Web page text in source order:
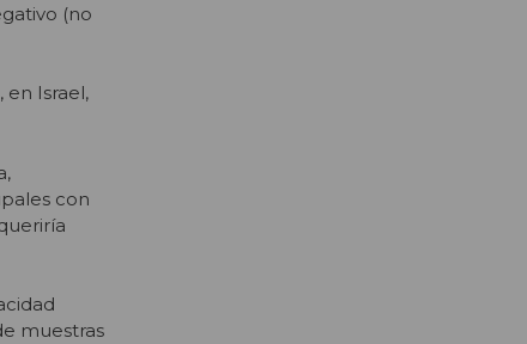
(no
en Israel,
con
muestras